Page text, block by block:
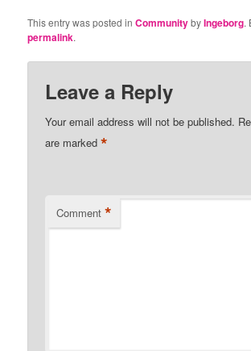
This entry was posted inCommunitybyIngeborg.
permalink.
Leave a Reply
Your email address will not be published.
are marked*
Comment *